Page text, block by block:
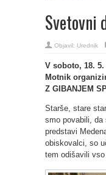
Svetovni
Objavil: Urednik
V soboto, 18.
Motnik
Z GIBANJEM
Starše, stare
smo povabili, da
predstavi
obiskovalci, so
tem odišavili vso